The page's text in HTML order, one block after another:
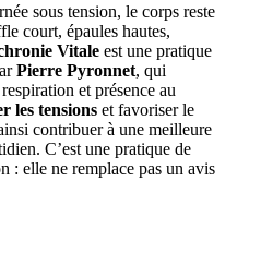
sous tension, le corps reste
court, épaules hautes,
Vitale est une pratique
Pierre Pyronnet, qui
et présence au
les tensions et favoriser le
contribuer à une meilleure
C’est une pratique de
: elle ne remplace pas un avis